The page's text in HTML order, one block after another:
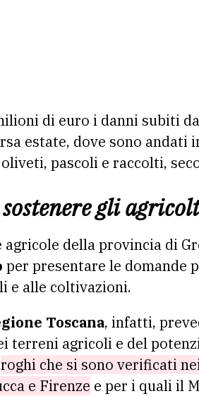
di euro i danni subiti
estate, dove sono andati
pascoli e raccolti,
gli
agricole della provincia di
per presentare le
e alle coltivazioni.
Toscana, infatti,
terreni agricoli e del
roghi che si sono verificati
e Firenze e per i quali il